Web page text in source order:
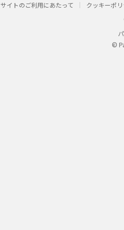
サイトのご利用にあたって クッキーポ
©